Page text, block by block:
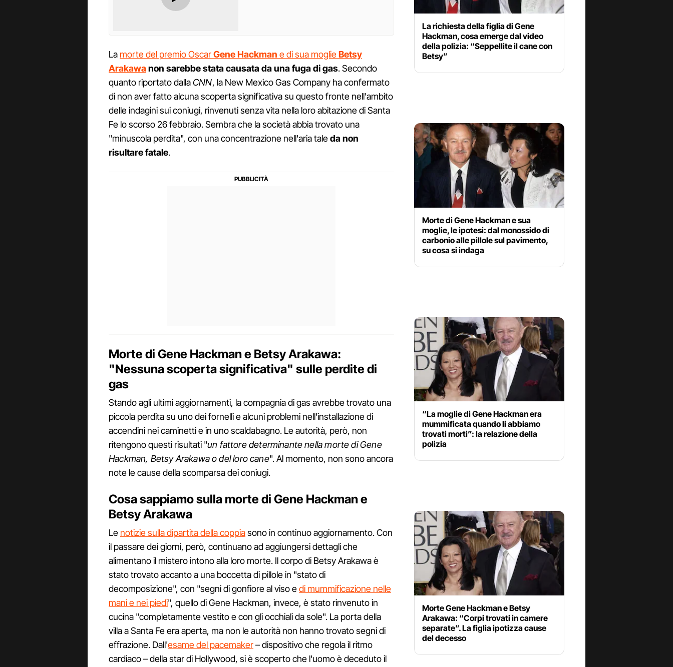
La morte del premio OscarGene Hackman e di sua moglieBetsy
Arakawanon sarebbe stata causata da una fuga di gas. Secondo
quanto riportato dallaCNN, la New Mexico Gas Company ha confermato
di non aver fatto alcuna scoperta significativa su questo fronte nell'ambito
delle indagini sui coniugi, rinvenuti senza vita nella loro abitazione di Santa
Fe lo scorso 26 febbraio. Sembra che la società abbia trovato una
"minuscola perdita", con una concentrazione nell'aria taleda non
risultare fatale.
Morte di Gene Hackman e Betsy Arakawa:
"Nessuna scoperta significativa" sulle perdite di
gas
Stando agli ultimi aggiornamenti, la compagnia di gas avrebbe trovato una
piccola perdita su uno dei fornelli e alcuni problemi nell'installazione di
accendini nei caminetti e in uno scaldabagno. Le autorità, però, non
ritengono questi risultati "un fattore determinante nella morte di Gene
Hackman, Betsy Arakawa o del loro cane". Al momento, non sono ancora
note le cause della scomparsa dei coniugi.
Cosa sappiamo sulla morte di Gene Hackman e
Betsy Arakawa
Le notizie sulla dipartita della coppiasono in continuo aggiornamento. Con
il passare dei giorni, però, continuano ad aggiungersi dettagli che
alimentano il mistero intono alla loro morte. Il corpo di Betsy Arakawa è
stato trovato accanto a una boccetta di pillole in "stato di
decomposizione", con "segni di gonfiore al viso edi mummificazione nelle
mani e nei piedi", quello di Gene Hackman, invece, è stato rinvenuto in
cucina "completamente vestito e con gli occhiali da sole". La porta della
villa a Santa Fe era aperta, ma non le autorità non hanno trovato segni di
effrazione. Dall'esame del pacemaker– dispositivo che regola il ritmo
cardiaco – della star di Hollywood, si è scoperto che l'uomo è deceduto il
La richiesta della figlia di Gene
Hackman, cosa emerge dal video
della polizia: “Seppellite il cane con
Betsy”
Morte di Gene Hackman e sua
moglie, le ipotesi: dal monossido di
carbonio alle pillole sul pavimento,
su cosa si indaga
“La moglie di Gene Hackman era
mummificata quando li abbiamo
trovati morti”: la relazione della
polizia
Morte Gene Hackman e Betsy
Arakawa: “Corpi trovati in camere
separate”. La figlia ipotizza cause
del decesso